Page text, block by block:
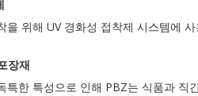
을 위해 UV 경화성 접착제 시스템에 사
장재
특한 특성으로 인해 PBZ는 식품과 직